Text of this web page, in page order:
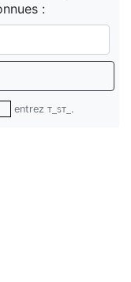
:
entrez T_ST_ .